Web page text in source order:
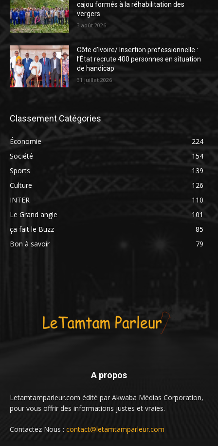
cajou formés à la réhabilitation des
vergers
3 août 2026
Côte d’Ivoire/ Insertion professionnelle :
l’État recrute 400 personnes en situation
de handicap
31 juillet 2026
Classement Catégories
Économie
224
Société
154
Sports
139
Culture
126
INTER
110
Le Grand angle
101
ça fait le Buzz
85
Bon à savoir
79
A propos
Letamtamparleur.com édité par Akwaba Médias Corporation,
pour vous offrir des informations justes et vraies.
Contactez Nous : contact@letamtamparleur.com